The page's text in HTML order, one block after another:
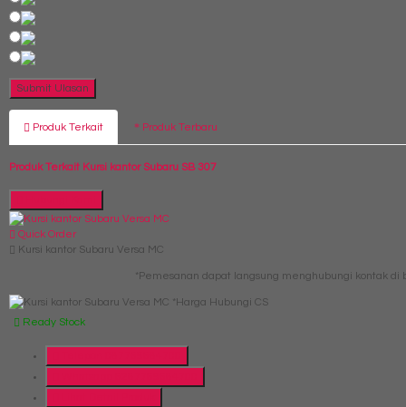
Produk Terkait Produk Terbaru
Produk Terkait Kursi kantor Subaru SB 307
Quick Order
Kursi kantor Subaru Versa MC
*Pemesanan dapat langsung menghubungi kontak di
*Harga Hubungi CS
Ready Stock